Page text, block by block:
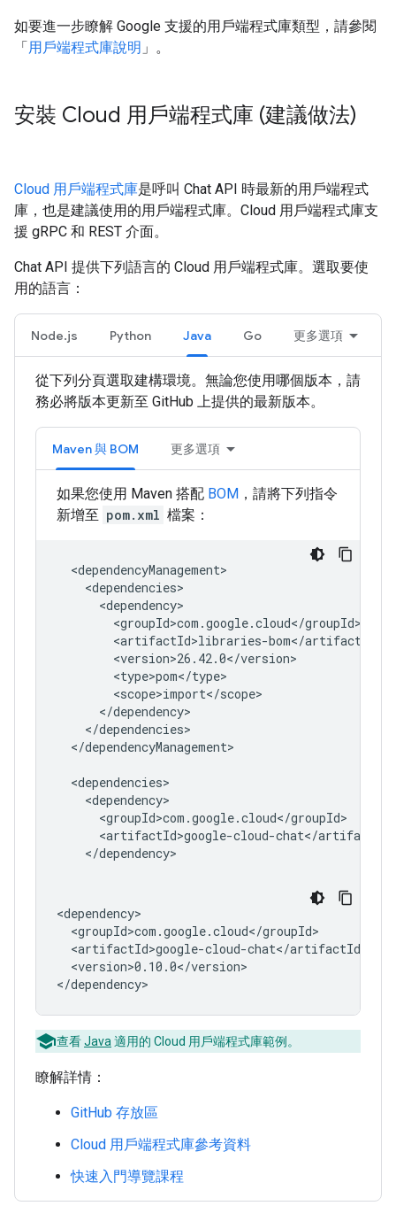
如要進一步瞭解 Google 支援的用戶端程式庫類型，請參閱
「用戶端程式庫說明 」。
安裝 Cloud 用戶端程式庫 (建議做法)
Cloud 用戶端程式庫是呼叫 Chat API 時最新的用戶端程式
庫，也是建議使用的用戶端程式庫。Cloud 用戶端程式庫支
援 gRPC 和 REST 介面。
Chat API 提供下列語言的 Cloud 用戶端程式庫。選取要使
用的語言：
Node.js Python Java Go 更多選項
從下列分頁選取建構環境。無論您使用哪個版本，請
務必將版本更新至 GitHub 上提供的最新版本。
Maven 與 BOM 更多選項
如果您使用 Maven 搭配 BOM ，請將下列指令
新增至 pom.xml 檔案：
</dependencyManagement>
<version>0.10.0</version>
查看Java 適用的 Cloud 用戶端程式庫範例。
瞭解詳情：
GitHub 存放區
Cloud 用戶端程式庫參考資料
快速入門導覽課程